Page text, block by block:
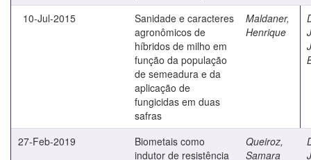
10-Jul-2015
Sanidade e caracteres
agronômicos de
híbridos de milho em
função da população
de semeadura e da
aplicação de
fungicidas em duas
safras
Maldaner,
Henrique
27-Feb-2019
Biometais como
indutor de resistência
Queiroz,
Samara